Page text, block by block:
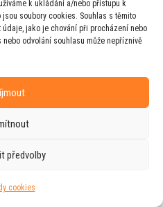
k ukládání a/nebo přístupu k
soubory cookies. Souhlas s těmito
jako je chování při procházení nebo
odvolání souhlasu může nepříznivě
předvolby
cookies
Osobní stránky Jiřího